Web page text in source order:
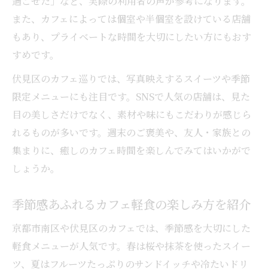
SNSで話題のカフェ軽食を楽しむ方法
カフェの人気軽食メニューの魅力を解説
また、カフェによっては個室や半個室を設けている店舗
もあり、プライベートな時間を大切にしたい方にもおす
すめです。
伏見区のカフェ巡りでは、写真映えするスイーツや季節
限定メニューにも注目です。SNSで人気の店舗は、見た
目の美しさだけでなく、素材や味にもこだわりが感じら
れるものが多いです。週末のご褒美や、友人・家族との
集まりに、癒しのカフェ時間を楽しんでみてはいかがで
しょうか。
季節感あふれるカフェ軽食の楽しみ方を紹介
京都市南区や伏見区のカフェでは、季節感を大切にした
軽食メニューが人気です。春は桜や抹茶を使ったスイー
ツ、夏はフルーツたっぷりのサンドイッチや冷たいドリ